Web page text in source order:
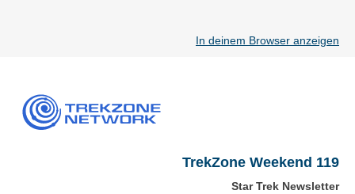
In deinem Browser anzeigen
TrekZone Weekend 119
Star Trek Newsletter